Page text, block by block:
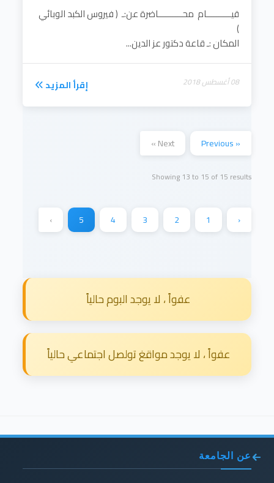
قيــــــــــام محــــــــــاضرة عن:ـ ( فيروس الكبد الوبائي
)
المكان :ـ قاعة دكتور عز الدين...
08 أغسطس 2018 إقرأ المزيد
« Previous
Next »
Showing 13to 15 of 15 results
‹
1
2
3
4
5
›
عفواً ، لا يوجد البوم حالياً
عفواً ، لا يوجد مواقغ تولصل اجتماعي حالياً
عن الجامعة